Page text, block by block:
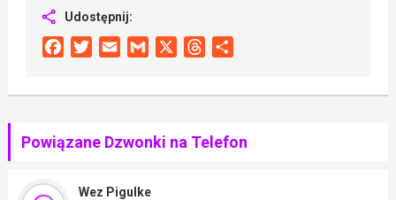
Udostępnij:
FacebookTwitterEmail Gmail Threads
Powiązane Dzwonki na Telefon
Wez Pigulke